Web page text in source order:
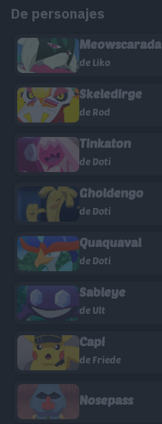
De personajes
Meowscarada
de Liko
Skeledirge
de Rod
Tinkaton
de Doti
Gholdengo
de Doti
Quaquaval
de Doti
Sableye
de Ult
Capi
de Friede
Nosepass